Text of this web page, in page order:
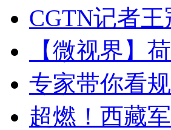
CGTN记者
【微视界】
专家带你看
超燃！西藏